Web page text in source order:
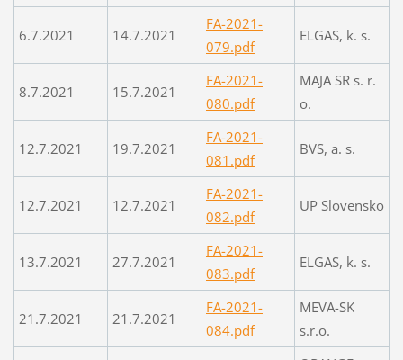
6.7.2021 14.7.2021
FA-2021-
079.pdf
ELGAS, k. s.
8.7.2021 15.7.2021
FA-2021-
080.pdf
MAJA SR s. r.
o.
12.7.2021 19.7.2021
FA-2021-
081.pdf
BVS, a. s.
12.7.2021 12.7.2021
FA-2021-
082.pdf
UP Slovensko
13.7.2021 27.7.2021
FA-2021-
083.pdf
ELGAS, k. s.
21.7.2021 21.7.2021
FA-2021-
084.pdf
MEVA-SK
s.r.o.